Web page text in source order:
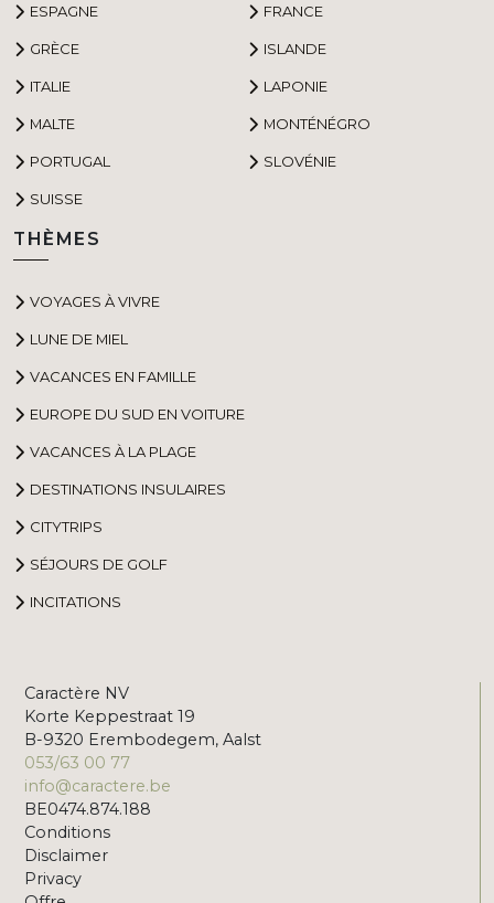
ESPAGNE FRANCE
GRÈCE ISLANDE
ITALIE LAPONIE
MALTE MONTÉNÉGRO
PORTUGAL SLOVÉNIE
SUISSE
THÈMES
VOYAGES À VIVRE
LUNE DE MIEL
VACANCES EN FAMILLE
EUROPE DU SUD EN VOITURE
VACANCES À LA PLAGE
DESTINATIONS INSULAIRES
CITYTRIPS
SÉJOURS DE GOLF
INCITATIONS
Caractère NV
Korte Keppestraat 19
B-9320 Erembodegem, Aalst
053/63 00 77
info@caractere.be
BE0474.874.188
Conditions
Disclaimer
Privacy